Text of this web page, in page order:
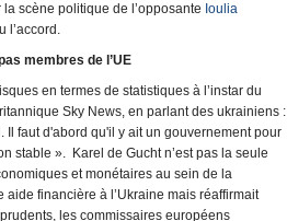
scène politique de l’opposante Ioulia
l’accord.
membres de l’UE
en termes de statistiques à l’instar du
Sky News, en parlant des ukrainiens :
Il faut d'abord qu'il y ait un gouvernement pour
stable ». Karel de Gucht n’est pas la seule
et monétaires au sein de la
financière à l’Ukraine mais réaffirmait
les commissaires européens